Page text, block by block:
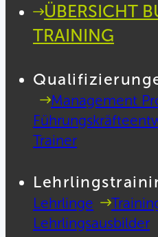
ÜBERSICHT
TRAINING
Management
Trainer
Lehrlinge
Lehrlingsausbilder